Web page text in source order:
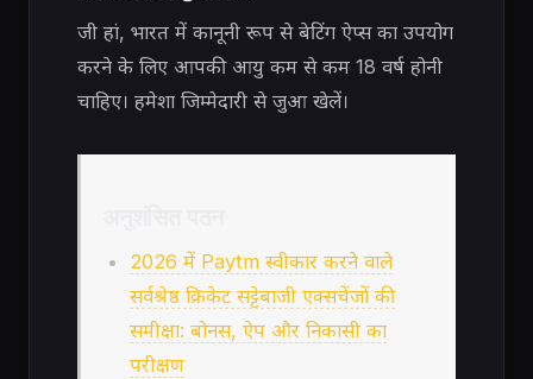
जी हां, भारत में कानूनी रूप से बेटिंग ऐप्स का उपयोग
करने के लिए आपकी आयु कम से कम 18 वर्ष होनी
चाहिए। हमेशा जिम्मेदारी से जुआ खेलें।
2026 में Paytm स्वीकार करने वाले
सर्वश्रेष्ठ क्रिकेट सट्टेबाजी एक्सचेंजों की
समीक्षा: बोनस, ऐप और निकासी का
परीक्षण